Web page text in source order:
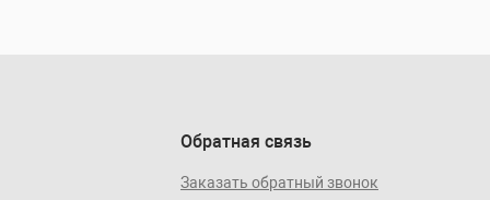
Обратная связь
Заказать обратный звонок